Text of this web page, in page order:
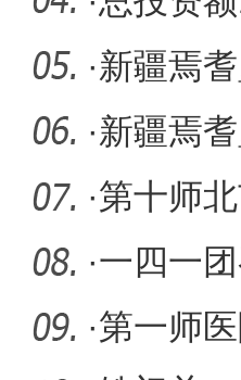
目
·新疆焉
·新疆焉
·第十师
商大会兵
·一四一
·第一师